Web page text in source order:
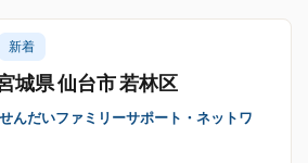
新着
城県 仙台市 若林区
んだいファミリーサポート・ネットワ